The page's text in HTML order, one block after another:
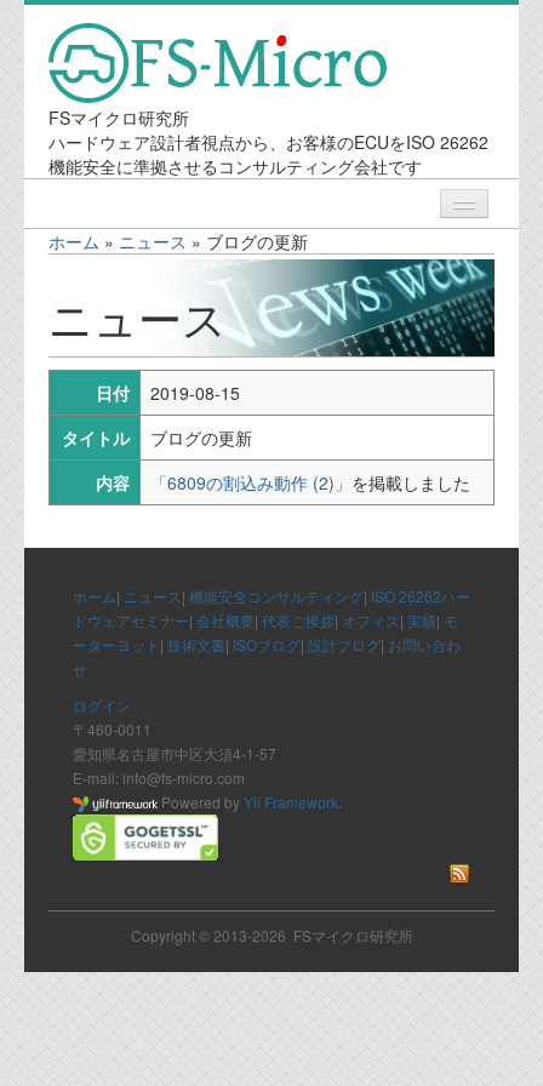
FSマイクロ研究所
ハードウェア設計者視点から、お客様のECUをISO 26262
機能安全に準拠させるコンサルティング会社です
ニュース
業務内容
機能安全コンサルティング
会社案内
オフィス
実績
ブログ
機能安全ブログ
設計ブログ
外部投稿記事
ホーム » ニュース » ブログの更新
ニュース
日付
2019-08-15
タイトル
ブログの更新
内容
「6809の割込み動作 (2)」 を掲載しました
ホーム| ニュース| 機能安全コンサルティング| ISO 26262ハー
ドウェアセミナー| 会社概要| 代表ご挨拶| オフィス| 実績| モ
ーターヨット | 技術文書| ISOブログ| 設計ブログ| お問い合わ
せ
ログイン
〒460-0011
愛知県名古屋市中区大須4-1-57
E-mail: info@fs-micro.com
Powered byYii Framework
Copyright © 2013-2026 FSマイクロ研究所